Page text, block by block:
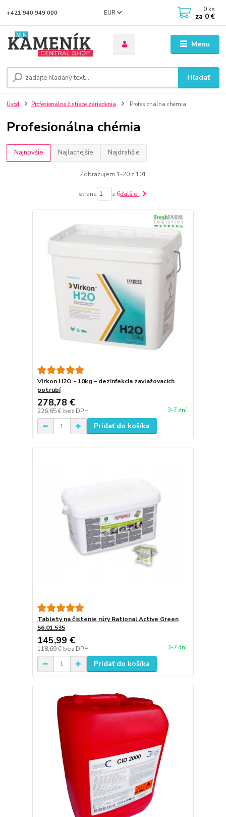
Menu
EUR
Hľadať
+421 940 949 000 0 ks
za 0 €
Úvod Profesionálne čistiace zariadenia Profesionálna chémia
Profesionálna chémia
Najnovšie Najlacnejšie Najdrahšie
Zobrazujem 1-20 z 101
strana z 6ďalšie
Virkon H2O - 10kg – dezinfekcia zavlažovacích
potrubí
278,78 €
226,65 € bez DPH 3-7 dní
Pridať do košíka
Tablety na čistenie rúry Rational Active Green
56.01.535
145,99 €
118,69 € bez DPH 3-7 dní
Pridať do košíka